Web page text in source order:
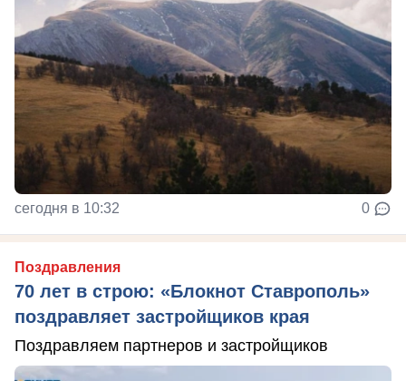
сегодня в 10:32 0
Поздравления
70 лет в строю: «Блокнот Ставрополь»
поздравляет застройщиков края
Поздравляем партнеров и застройщиков